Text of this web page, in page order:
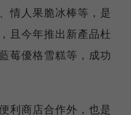
情人果脆冰棒等，是
且今年推出新產品杜
莓優格雪糕等，成功
利商店合作外，也是